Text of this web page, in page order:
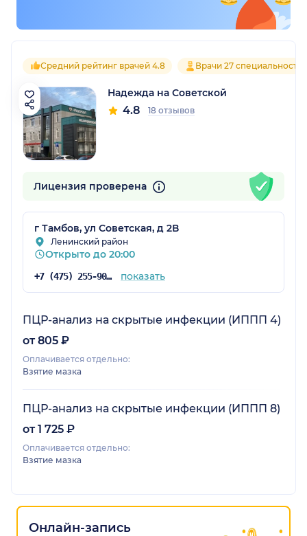
Средний рейтинг врачей 4.8 Врачи 27
Надежда на Советской
4.8 18 отзывов
Лицензия проверена
г Тамбов, ул Советская, д 2В
Ленинский район
Открыто до 20:00
+7 (475) 255-90-99 показать
ПЦР-анализ на скрытые инфекции (ИППП 4)
от 805 ₽
Оплачивается отдельно:
Взятие мазка
ПЦР-анализ на скрытые инфекции (ИППП 8)
от 1 725 ₽
Оплачивается отдельно:
Взятие мазка
Онлайн-запись